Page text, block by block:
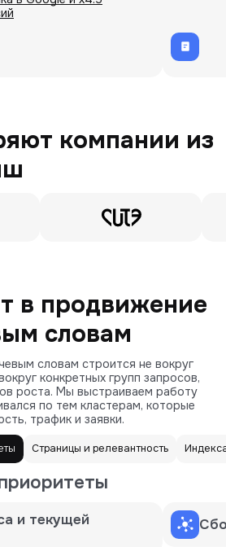
(лидов).
решений на основе
проекта.
компании из
в продвижение
словам
словам строится не вокруг
конкретных групп запросов,
роста. Мы выстраиваем работу
по тем кластерам, которые
трафик и заявки.
Страницы и релевантность
и текущей